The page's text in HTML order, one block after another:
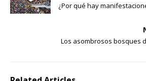
¿Por qué hay
Los asombrosos bosques